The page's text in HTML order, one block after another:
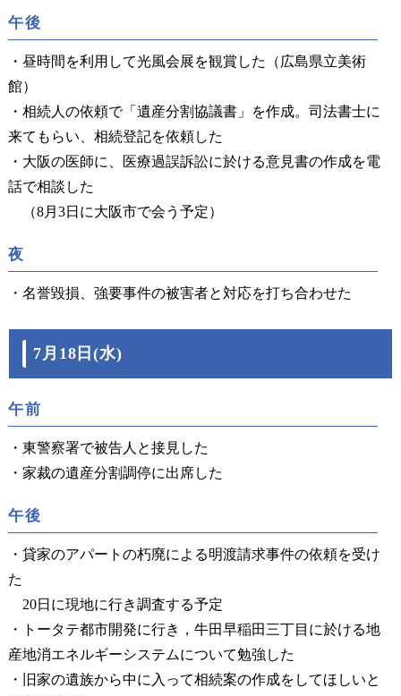
午後
・昼時間を利用して光風会展を観賞した（広島県立美術
館）
・相続人の依頼で「遺産分割協議書」を作成。司法書士に
来てもらい、相続登記を依頼した
・大阪の医師に、医療過誤訴訟に於ける意見書の作成を電
話で相談した
（8月3日に大阪市で会う予定）
夜
・名誉毀損、強要事件の被害者と対応を打ち合わせた
7月18日(水)
午前
・東警察署で被告人と接見した
・家裁の遺産分割調停に出席した
午後
・貸家のアパートの朽廃による明渡請求事件の依頼を受け
た
20日に現地に行き調査する予定
・トータテ都市開発に行き，牛田早稲田三丁目に於ける地
産地消エネルギーシステムについて勉強した
・旧家の遺族から中に入って相続案の作成をしてほしいと